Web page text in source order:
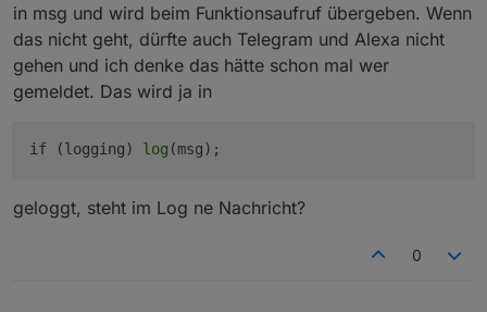
in msg und wird beim Funktionsaufruf übergeben. Wenn
das nicht geht, dürfte auch Telegram und Alexa nicht
gehen und ich denke das hätte schon mal wer
gemeldet. Das wird ja in
if (logging) log
geloggt, steht im Log ne Nachricht?
0